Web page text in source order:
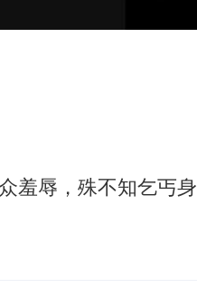
死亡获刑1年
难状态
漏水如瀑布
羞辱，殊不知乞丐身